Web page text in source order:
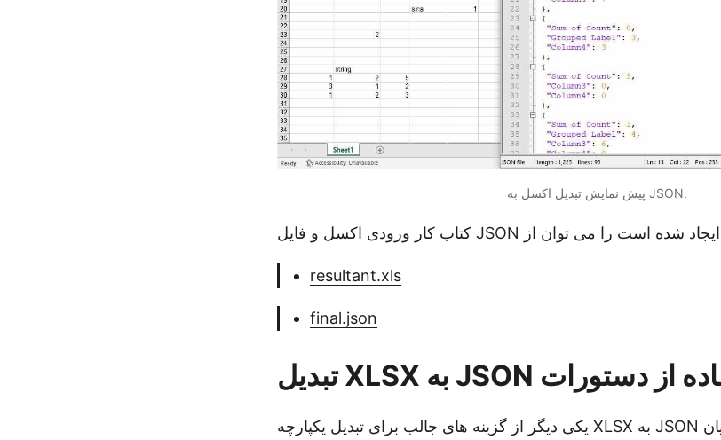
پیش نمایش تبدیل اکسل به JSON.
resultant.xls
final.json
یکی دیگر از گزینه های جالب برای تبدیل یکپارچه XLSX به JSON که می تواند به راحتی در جریان